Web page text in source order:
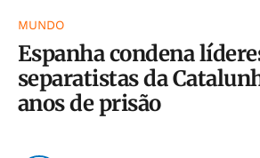
MUNDO
Espanha condena
separatistas da
anos de prisão